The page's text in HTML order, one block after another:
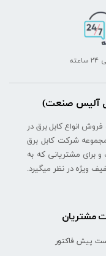
آلیس صنعت)
انواع کابل برق در
شرکت کابل برق
برای مشتریانی که به
ویژه در نظر میگیرد.
مشتریان
پیش فاکتور